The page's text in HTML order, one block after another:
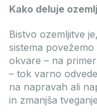
Kako deluje
Bistvo ozemljitve
sistema
okvare – na
– tok varno
na napravah ali
in zmanjša